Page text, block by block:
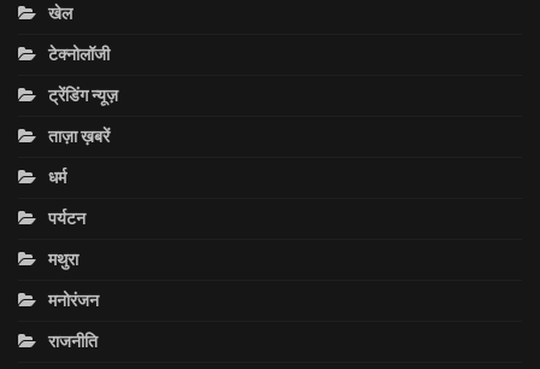
खेल
टेक्नोलॉजी
ट्रेंडिंग न्यूज़
ताज़ा ख़बरें
धर्म
पर्यटन
मथुरा
मनोरंजन
राजनीति